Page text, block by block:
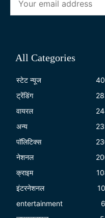
All Categories
स्टेट न्यूज
ट्रेंडिंग
वायरल
अन्य
पॉलिटिक्स
नेशनल
क्राइम
इंटरनेशनल
entertainment